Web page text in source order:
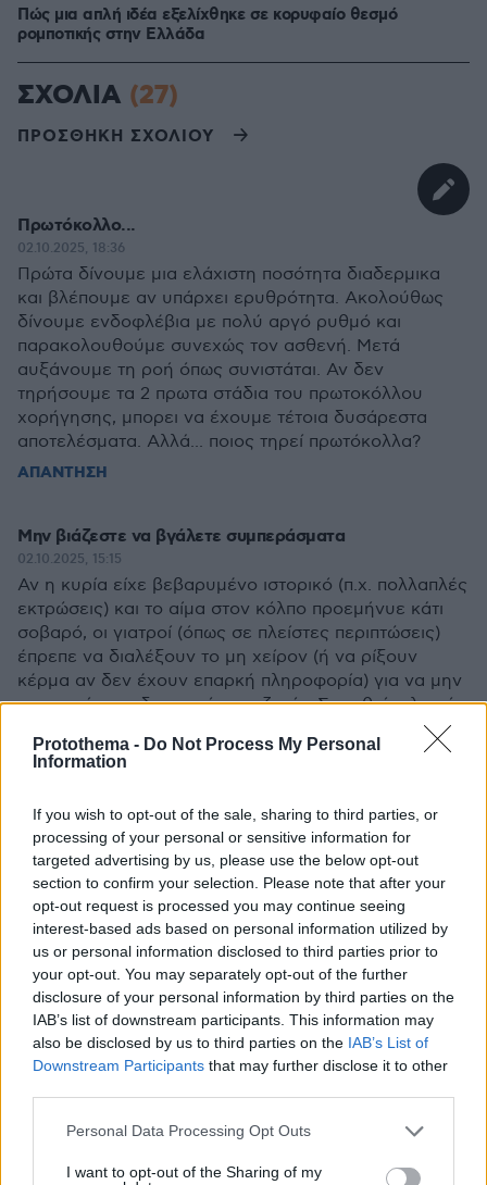
Protothema - Do Not Process My Personal
Information
If you wish to opt-out of the sale, sharing to third parties, or
processing of your personal or sensitive information for
targeted advertising by us, please use the below opt-out
section to confirm your selection. Please note that after your
opt-out request is processed you may continue seeing
interest-based ads based on personal information utilized by
us or personal information disclosed to third parties prior to
your opt-out. You may separately opt-out of the further
disclosure of your personal information by third parties on the
IAB’s list of downstream participants. This information may
also be disclosed by us to third parties on the IAB’s List of
Downstream Participants that may further disclose it to other
Please note that this website/app uses one or more Google
not limited to your visit or usage behaviour. You may click to
Personal Data Processing Opt Outs
I want to opt-out of the Sharing of my
Πώς μια απλή ιδέα εξελίχθηκε σε κορυφαίο θεσμό
ρομποτικής στην Ελλάδα
ΣΧΟΛΙΑ (27)
ΠΡΟΣΘΗΚΗ ΣΧΟΛΙΟΥ
Πρωτόκολλο...
02.10.2025, 18:36
Πρώτα δίνουμε μια ελάχιστη ποσότητα διαδερμικα
και βλέπουμε αν υπάρχει ερυθρότητα. Ακολούθως
δίνουμε ενδοφλέβια με πολύ αργό ρυθμό και
παρακολουθούμε συνεχώς τον ασθενή. Μετά
αυξάνουμε τη ροή όπως συνιστάται. Αν δεν
τηρήσουμε τα 2 πρωτα στάδια του πρωτοκόλλου
χορήγησης, μπορει να έχουμε τέτοια δυσάρεστα
αποτελέσματα. Αλλά... ποιος τηρεί πρωτόκολλα?
ΑΠΑΝΤΗΣΗ
Μην βιάζεστε να βγάλετε συμπεράσματα
02.10.2025, 15:15
Αν η κυρία είχε βεβαρυμένο ιστορικό (π.χ. πολλαπλές
εκτρώσεις) και το αίμα στον κόλπο προεμήνυε κάτι
σοβαρό, οι γιατροί (όπως σε πλείστες περιπτώσεις)
έπρεπε να διαλέξουν το μη χείρον (ή να ρίξουν
κέρμα αν δεν έχουν επαρκή πληροφορία) για να μην
προχωρήσει η διαφαινόμενη ζημία. Σκεφθείτε λοιπόν
ΑΠΑΝΤΗΣΗ
πεζός
02.10.2025, 14:30
Το αίμα στον κόλπο της εγκυμονούσας μάς λέει ότι
υπήρχαν προβλήματα που ίσως επείγε η αντιμετώπισή
τους. Αν δεν της έκαναν αντιβίωση και πάθαινε κάτι
άλλο από την μόλυνση στον κόλπο, τι θα έγραφαν οι
σχολιαστές-ιατροί του καναπέ; Όποιος νομίζει ότι τα
πράγματα στην ζωή είναι άσπρο-μαύρο, μάλλον δεν
έχει ενηλικιωθεί επαρκώς.
ΑΠΑΝΤΗΣΗ
02.10.2025, 12:09